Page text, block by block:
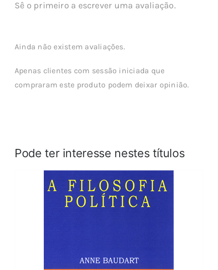
Sê o primeiro a escrever uma avaliação.
Ainda não existem avaliações.
Apenas clientes com sessão iniciada que
compraram este produto podem deixar opinião.
Pode ter interesse nestes títulos